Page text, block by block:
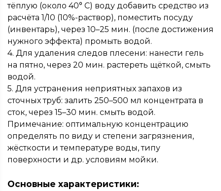
тёплую (около 40° С) воду добавить средство из
расчёта 1/10 (10%-раствор), поместить посуду
(инвентарь), через 10–25 мин. (после достижения
нужного эффекта) промыть водой.
4. Для удаления следов плесени: нанести гель
на пятно, через 20 мин. растереть щёткой, смыть
водой.
5. Для устранения неприятных запахов из
сточных труб: залить 250–500 мл концентрата в
сток, через 15–30 мин. смыть водой.
Примечание: оптимальную концентрацию
определять по виду и степени загрязнения,
жёсткости и температуре воды, типу
поверхности и др. условиям мойки.
Основные характеристики: